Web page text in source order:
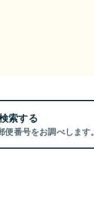
索する
番号をお調べします。